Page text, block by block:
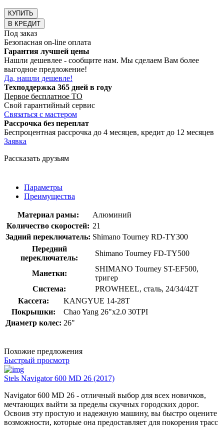
КУПИТЬ
В КРЕДИТ
Под заказ
Безопасная on-line оплата
Гарантия лучшей цены
Нашли дешевлее - сообщите нам. Мы сделаем Вам более
выгодное предложение!
Да, нашли дешевле!
Техподдержка 365 дней в году
Первое бесплатное ТО
Свой гарантийный сервис
Связаться с мастером
Рассрочка без переплат
Беспроцентная рассрочка до 4 месяцев, кредит до 12 месяцев
Заявка
Рассказать друзьям
Параметры
Преимущества
Материал рамы:
Алюминий
Количество скоростей: 21
Задний переключатель: Shimano Tourney RD-TY300
Передний
переключатель:
Shimano Tourney FD-TY500
Манетки:
SHIMANO Tourney ST-EF500,
тригер
Система:
PROWHEEL, сталь, 24/34/42T
Кассета:
KANGYUE 14-28T
Покрышки:
Chao Yang 26"x2.0 30TPI
Диаметр колес: 26"
Похожие предложения
Быстрый просмотр
Stels Navigator 600 MD 26 (2017)
Navigator 600 MD 26 - отличный выбор для всех новичков,
мечтающих выйти за пределы скучных городских дорог.
Освоив эту простую и надежную машину, вы быстро оцените
возможности, которые она предоставляет для покорения трасс